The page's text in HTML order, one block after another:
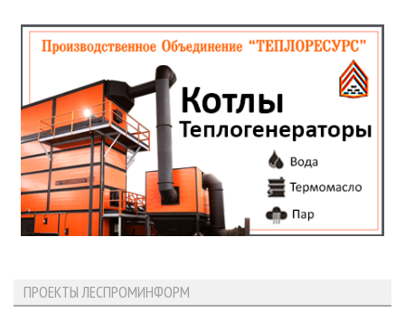
ПРОЕКТЫ ЛЕСПРОМИНФОРМ